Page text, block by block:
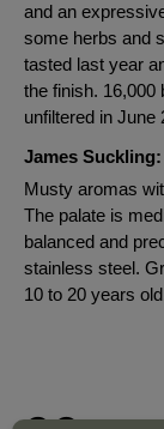
and an
some herbs and
tasted last year
the finish. 16,000
unfiltered in June
James Suckling:
Musty aromas
The palate is
balanced and
stainless steel.
10 to 20 years